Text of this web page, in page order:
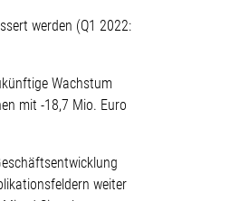
werden (Q1 2022:
Wachstum
mit -18,7 Mio. Euro
weiter